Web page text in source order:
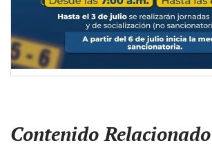
Contenido Relacionado